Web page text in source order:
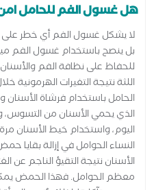
هل غسول الفم للحامل
لا يشكل غسول الفم أي خطر على
بل ينصح باستخدام غسول الفم
للحفاظ على نظافة الفم
اللثة نتيجة التغيرات الهرمونية
الحامل باستخدام فرشاة الأسنان
الذي يحمي الأسنان من
اليوم، واستخدام خيط الأسنان
النساء الحوامل في إزالة بقايا
الأسنان نتيجة التقيؤ الناجم عن
معظم الحوامل. فهذا الحمض